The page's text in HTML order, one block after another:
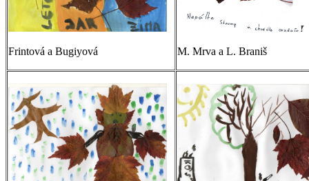
Frintová a Bugiyová M. Mrva a L. Braniš